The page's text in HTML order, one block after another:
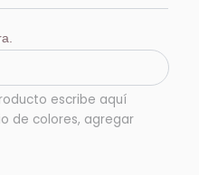
escribe aquí
de colores, agregar